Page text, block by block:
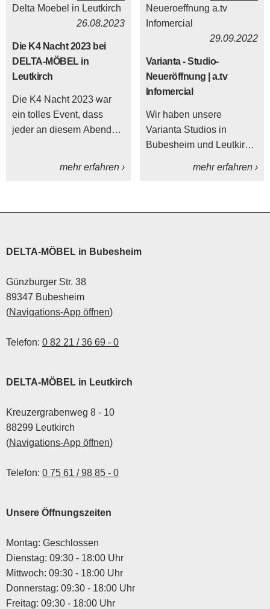
Welche Möbel- und
Küchentrends prägten
dich 2026?
beeindruckendes
Training, das Leben retten
26.08.2023
Die K4 Nacht 2023 bei
DELTA-MÖBEL in
Leutkirch
Die K4 Nacht 2023 war
ein tolles Event, dass
jeder an diesem Abend
mehr erfahren ›
29.09.2022
Varianta - Studio-
Neueröffnung | a.tv
Infomercial
Wir haben unsere
Varianta Studios in
Bubesheim und Leutkirch
mehr erfahren ›
DELTA-MÖBEL in Bubesheim
Günzburger Str. 38
89347 Bubesheim
(Navigations-App öffnen)
Telefon: 0 82 21 / 36 69 - 0
DELTA-MÖBEL in Leutkirch
Kreuzergrabenweg 8 - 10
88299 Leutkirch
(Navigations-App öffnen)
Telefon: 0 75 61 / 98 85 - 0
Unsere Öffnungszeiten
Montag: Geschlossen
Dienstag: 09:30 - 18:00 Uhr
Mittwoch: 09:30 - 18:00 Uhr
Donnerstag: 09:30 - 18:00 Uhr
Freitag: 09:30 - 18:00 Uhr